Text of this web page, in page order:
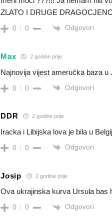
ZLATO I DRUGE
0 0 Odgovori
Max 2 godine prije
Najnovija vijest ameručka baza u
0 0 Odgovori
DDR 2 godine prije
Iracka i Libijska lova je bila u
0 0 Odgovori
Josip 2 godine prije
Ova ukrajinska kurva Ursula bas
0 0 Odgovori